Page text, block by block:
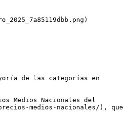
de las categorías en
Medios Nacionales del
medios-nacionales/), que